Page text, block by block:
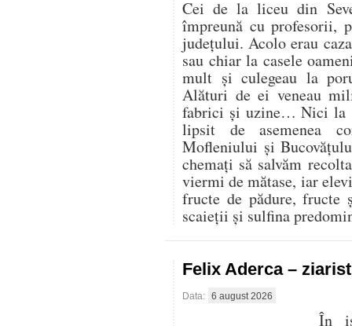
Cei de la liceu din
împreună cu profesorii,
județului. Acolo erau
sau chiar la casele
mult și culegeau la
Alături de ei veneau
fabrici și uzine… Nici la
lipsit de asemenea
Mofleniului și
chemați să salvăm
viermi de mătase, iar
fructe de pădure, fructe
scaieții și sulfina
Felix Aderca –
Data: 6 august 2026
În